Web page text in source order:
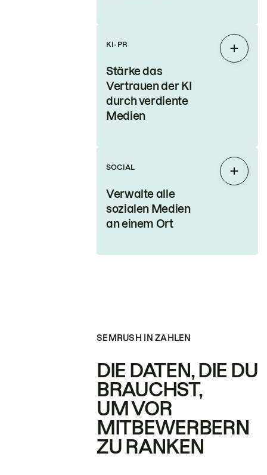
KI-PR
Stärke das
Vertrauen der KI
durch verdiente
Medien
SOCIAL
Verwalte alle
sozialen Medien
an einem Ort
SEMRUSH IN ZAHLEN
DIE DATEN, DIE DU
BRAUCHST,
UM VOR
MITBEWERBERN
ZU RANKEN